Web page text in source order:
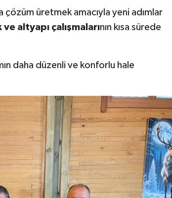
üretmek amacıyla yeni adımlar
altyapı çalışmalarının kısa sürede
daha düzenli ve konforlu hale